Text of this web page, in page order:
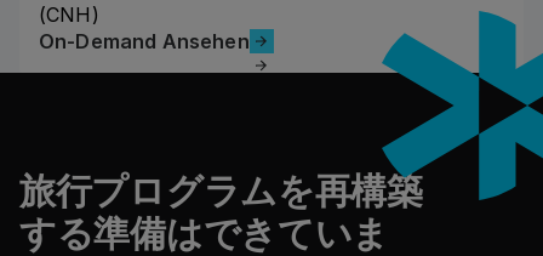
(CNH)
On-Demand Ansehen
On-Demand Ansehen
旅行プログラムを再構築
する準備はできていま